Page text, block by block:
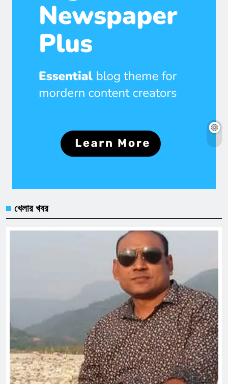
খেলার খবর